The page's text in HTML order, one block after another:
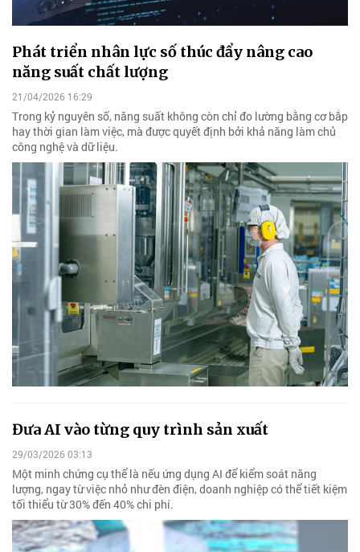
Phát triển nhân lực số thúc đẩy nâng cao
năng suất chất lượng
21/04/2026 16:29
Trong kỷ nguyên số, năng suất không còn chỉ đo lường bằng cơ bắp
hay thời gian làm việc, mà được quyết định bởi khả năng làm chủ
công nghệ và dữ liệu.
Đưa AI vào từng quy trình sản xuất
29/03/2026 03:13
Một minh chứng cụ thể là nếu ứng dụng AI để kiểm soát năng
lượng, ngay từ việc nhỏ như đèn điện, doanh nghiệp có thể tiết kiệm
tối thiểu từ 30% đến 40% chi phí.